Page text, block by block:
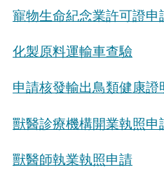
寵物生命紀念業許可證申
化製原料運輸車查驗
申請核發輸出鳥類健康證
獸醫診療機構開業執照申
獸醫師執業執照申請